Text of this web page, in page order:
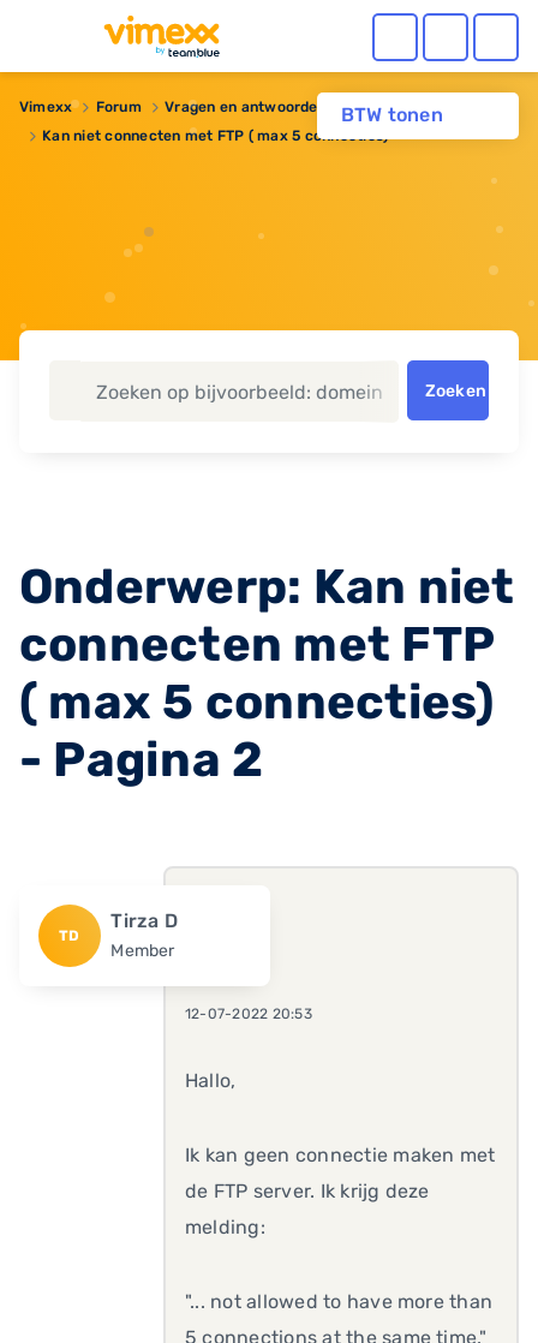
BTW tonen
Vimexx Forum
Vragen en antwoorden
Kan niet connecten met FTP ( max 5 connecties)
Zoeken
Onderwerp: Kan niet
connecten met FTP
( max 5 connecties)
- Pagina 2
TD
Tirza D
Member
12-07-2022 20:53
Hallo,
Ik kan geen connectie maken met
de FTP server. Ik krijg deze
melding:
"... not allowed to have more than
5 connections at the same time."